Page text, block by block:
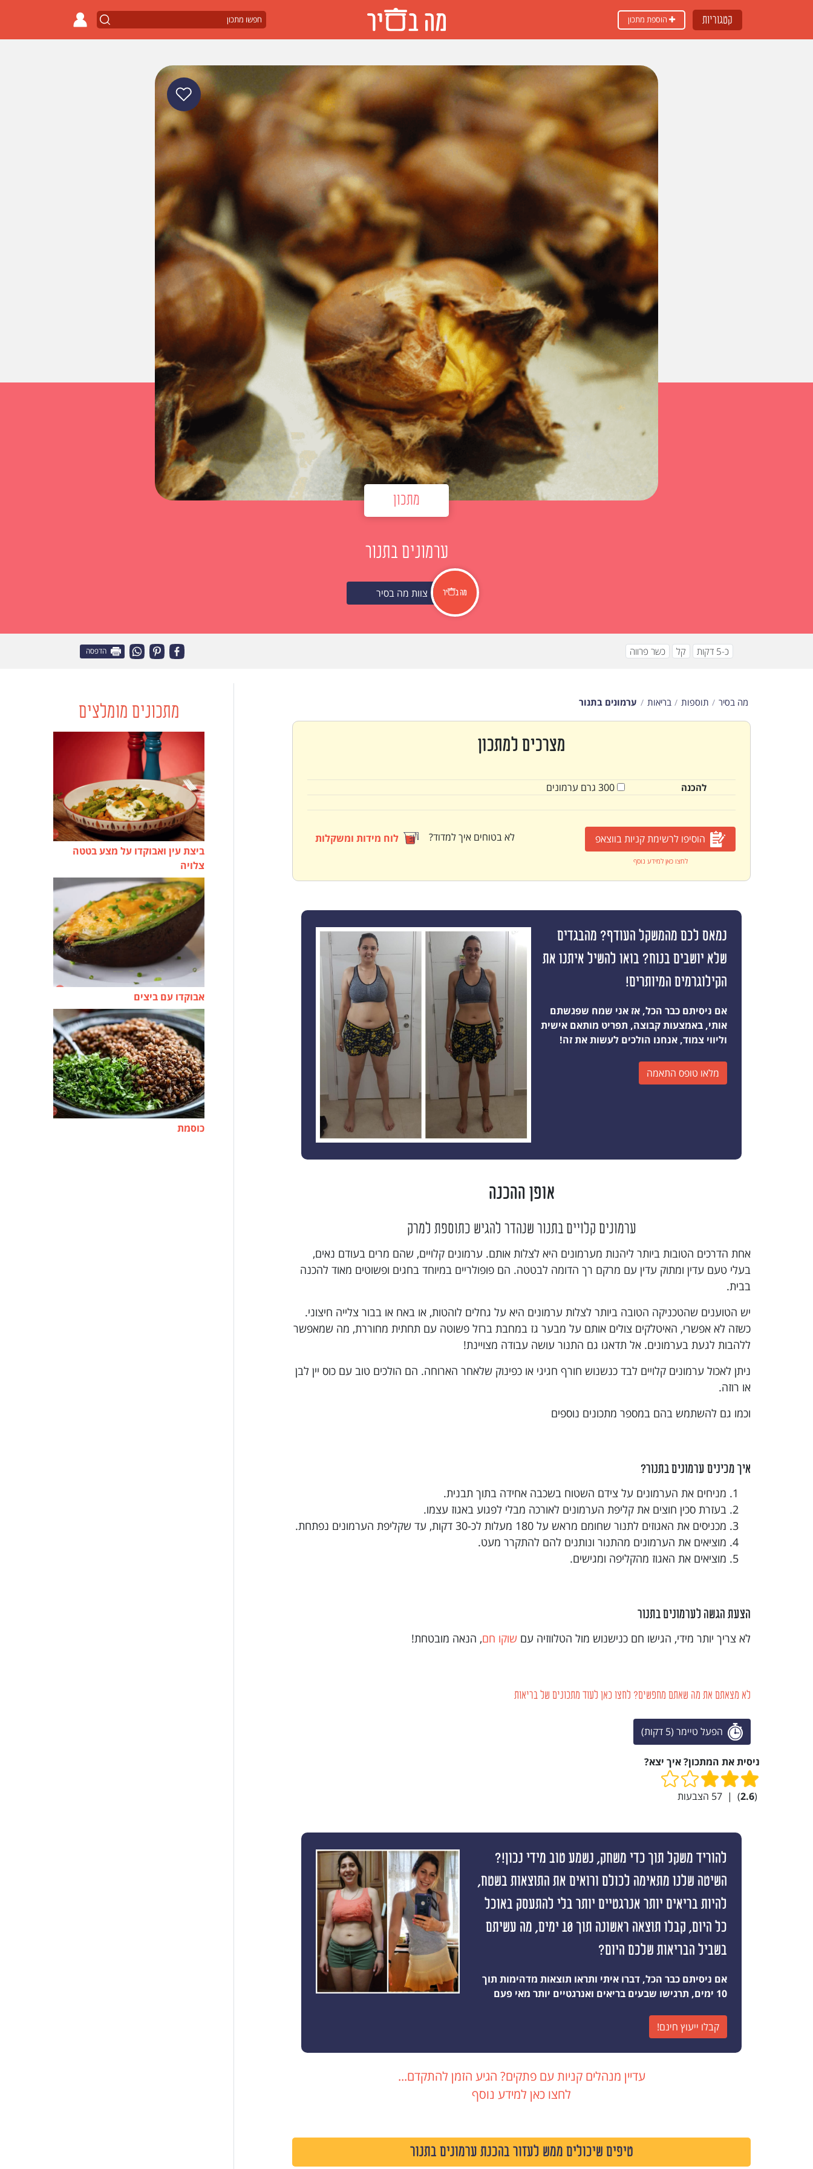
קטגוריות
מתכון
ערמונים בתנור
צוות מה בסיר
כ-5 דקות קל כשר פרווה הדפסה
מה בסיר תוספות בריאות ערמונים בתנור
מצרכים למתכון
להכנה 300 גרם ערמונים
הוסיפו לרשימת קניות בווצאפ
לחצו כאן למידע נוסף
לא בטוחים איך למדוד? לוח מידות ומשקלות
נמאס לכם מהמשקל העודף? מהבגדים
שלא יושבים בנוח? בואו להשיל איתנו את
הקילוגרמים המיותרים!
אם ניסיתם כבר הכל, אז אני שמח שפגשתם
אותי, באמצעות קבוצה, תפריט מותאם אישית
וליווי צמוד, אנחנו הולכים לעשות את זה!
מלאו טופס התאמה
אופן ההכנה
ערמונים קלויים בתנור שנהדר להגיש כתוספת למרק
אחת הדרכים הטובות ביותר ליהנות מערמונים היא לצלות אותם. ערמונים קלויים, שהם מרים בעודם נאים,
בעלי טעם עדין ומתוק עדין עם מרקם רך הדומה לבטטה. הם פופולריים במיוחד בחגים ופשוטים מאוד להכנה
בבית.
יש הטוענים שהטכניקה הטובה ביותר לצלות ערמונים היא על גחלים לוהטות, או באח או בבור צלייה חיצוני.
כשזה לא אפשרי, האיטלקים צולים אותם על מבער גז במחבת ברזל פשוטה עם תחתית מחוררת, מה שמאפשר
ללהבות לגעת בערמונים. אל תדאגו גם התנור עושה עבודה מצויינת!
ניתן לאכול ערמונים קלויים לבד כנשנוש חורף חגיגי או כפינוק שלאחר הארוחה. הם הולכים טוב עם כוס יין לבן
או רוזה.
וכמו גם להשתמש בהם במספר מתכונים נוספים
איך מכינים ערמונים בתנור?
מניחים את הערמונים על צידם השטוח בשכבה אחידה בתוך תבנית.
בעזרת סכין חוצים את קליפת הערמונים לאורכה מבלי לפגוע באגוז עצמו.
מכניסים את האגוזים לתנור שחומם מראש על 180 מעלות לכ-30 דקות, עד שקליפת הערמונים נפתחת.
מוציאים את הערמונים מהתנור ונותנים להם להתקרר מעט.
מוציאים את האגוז מהקליפה ומגישים.
הצעת הגשה לערמונים בתנור
לא צריך יותר מידי, הגישו חם כנישנוש מול הטלווזיה עם שוקו חם, הנאה מובטחת!
לא מצאתם את מה שאתם מחפשים? לחצו כאן לעוד מתכונים של בריאות
הפעל טיימר (5 דקות)
ניסית את המתכון? איך יצא?
(
2.6
)
|
57 הצבעות
להוריד משקל תוך כדי משחק, נשמע טוב מידי נכון!?
השיטה שלנו מתאימה לכולם ורואים את התוצאות בשטח,
להיות בריאים יותר אנרגטיים יותר בלי להתעסק באוכל
כל היום, קבלו תוצאה ראשונה תוך 10 ימים, מה עשיתם
בשביל הבריאות שלכם היום?
אם ניסיתם כבר הכל, דברו איתי ותראו תוצאות מדהימות תוך
10 ימים, תרגישו שבעים בריאים ואנרגטיים יותר מאי פעם
קבלו ייעוץ חינם!
עדיין מנהלים קניות עם פתקים? הגיע הזמן להתקדם...
לחצו כאן למידע נוסף
טיפים שיכולים ממש לעזור בהכנת ערמונים בתנור
מתכונים מומלצים
ביצת עין ואבוקדו על מצע בטטה
צלויה
אבוקדו עם ביצים
כוסמת